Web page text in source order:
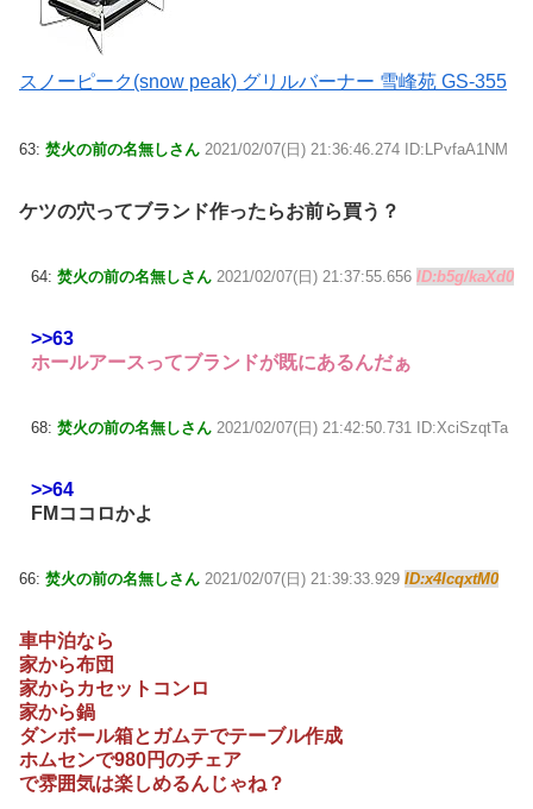
スノーピーク(snow peak) グリルバーナー 雪峰苑 GS-355
63: 焚火の前の名無しさん 2021/02/07(日) 21:36:46.274 ID:LPvfaA1NM
ケツの穴ってブランド作ったらお前ら買う？
64: 焚火の前の名無しさん 2021/02/07(日) 21:37:55.656 ID:b5g/kaXd0
>>63
ホールアースってブランドが既にあるんだぁ
68: 焚火の前の名無しさん 2021/02/07(日) 21:42:50.731 ID:XciSzqtTa
>>64
FMココロかよ
66: 焚火の前の名無しさん 2021/02/07(日) 21:39:33.929 ID:x4IcqxtM0
車中泊なら
家から布団
家からカセットコンロ
家から鍋
ダンボール箱とガムテでテーブル作成
ホムセンで980円のチェア
で雰囲気は楽しめるんじゃね？